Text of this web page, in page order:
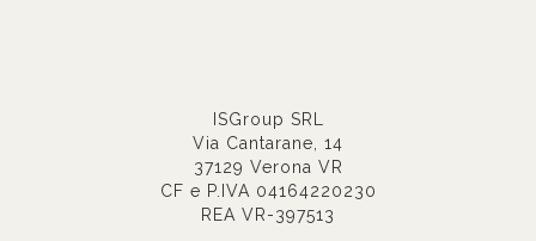
ISGroup SRL
Via Cantarane, 14
37129 Verona VR
CF e P.IVA 04164220230
REA VR-397513